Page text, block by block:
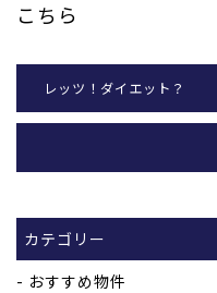
こちら
レッツ！ダイエット？
カテゴリー
おすすめ物件